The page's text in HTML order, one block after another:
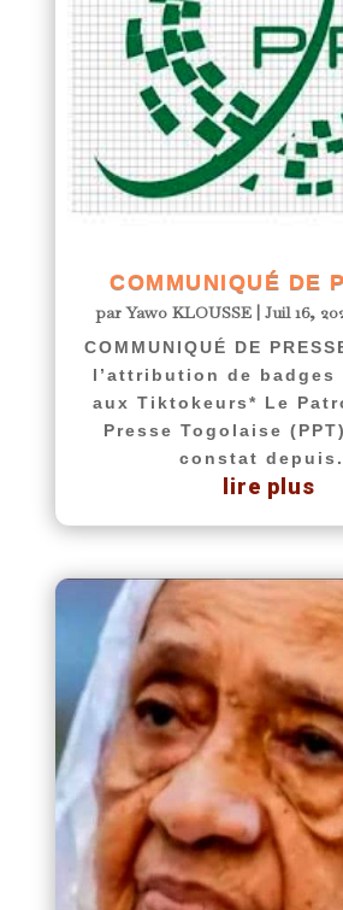
COMMUNIQUÉ DE
parYawo KLOUSSE |Juil 16,
COMMUNIQUÉ DE
l’attribution de badges
aux Tiktokeurs* Le
Presse Togolaise
constat
lire plus